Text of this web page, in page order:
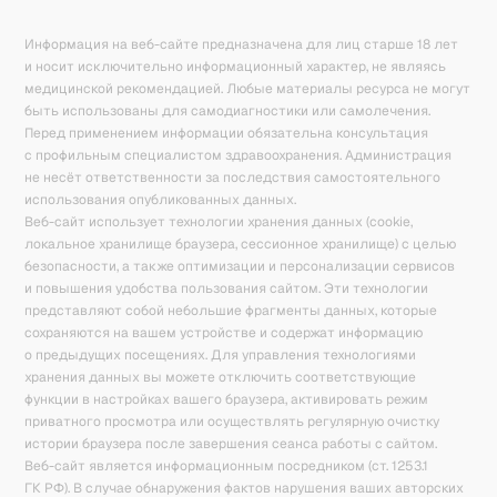
Информация на веб-сайте предназначена для лиц старше 18 лет
и носит исключительно информационный характер, не являясь
медицинской рекомендацией. Любые материалы ресурса не могут
быть использованы для самодиагностики или самолечения.
Перед применением информации обязательна консультация
с профильным специалистом здравоохранения. Администрация
не несёт ответственности за последствия самостоятельного
использования опубликованных данных.
Веб-сайт использует технологии хранения данных (cookie,
локальное хранилище браузера, сессионное хранилище) с целью
безопасности, а также оптимизации и персонализации сервисов
и повышения удобства пользования сайтом. Эти технологии
представляют собой небольшие фрагменты данных, которые
сохраняются на вашем устройстве и содержат информацию
о предыдущих посещениях. Для управления технологиями
хранения данных вы можете отключить соответствующие
функции в настройках вашего браузера, активировать режим
приватного просмотра или осуществлять регулярную очистку
истории браузера после завершения сеанса работы с сайтом.
Веб-сайт является информационным посредником (ст. 1253.1
ГК РФ). В случае обнаружения фактов нарушения ваших авторских